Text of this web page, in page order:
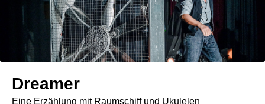
Dreamer
Eine Erzählung mit Raumschiff und Ukulelen